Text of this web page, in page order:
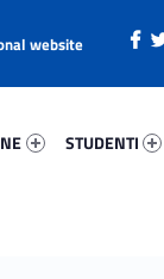
STUDENTI
website